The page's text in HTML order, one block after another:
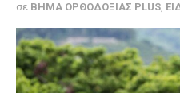
σε ΒΗΜΑ ΟΡΘΟΔΟΞΙΑΣ PLUS,